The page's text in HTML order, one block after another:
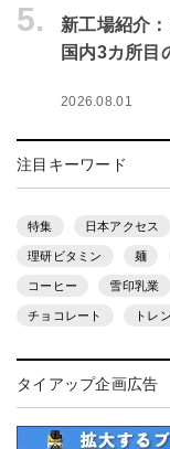
5.
新工場紹介
国内3カ所目
2026.08.01
注目キーワード
特集 日本アクセス
理研ビタミン 麺
コーヒー 雪印乳業
チョコレート トレ
タイアップ企画広告